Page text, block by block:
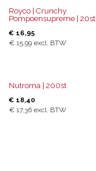
Royco | Crunchy
Pompoensupreme | 20st
€ 16,95
€ 15,99 excl. BTW
Nutroma | 200st
€ 18,40
€ 17,36 excl. BTW